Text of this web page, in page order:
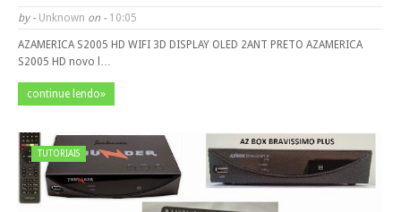
by - Unknown on - 10:05
AZAMERICA S2005 HD WIFI 3D DISPLAY OLED 2ANT PRETO AZAMERICA
S2005 HD novo l…
continue lendo»
TUTORIAIS